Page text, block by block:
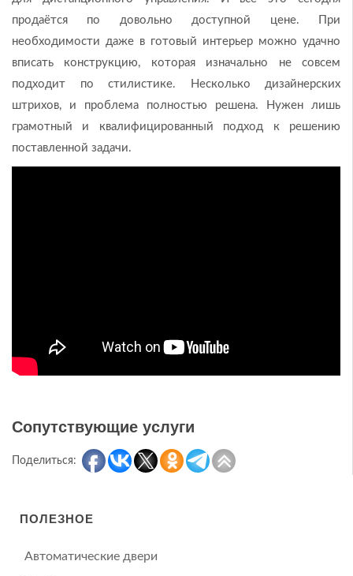
продаётся по довольно доступной цене. При
необходимости даже в готовый интерьер можно удачно
вписать конструкцию, которая изначально не совсем
подходит по стилистике. Несколько дизайнерских
штрихов, и проблема полностью решена. Нужен лишь
грамотный и квалифицированный подход к решению
поставленной задачи.
Сопутствующие услуги
Поделиться:
ПОЛЕЗНОЕ
Автоматические двери